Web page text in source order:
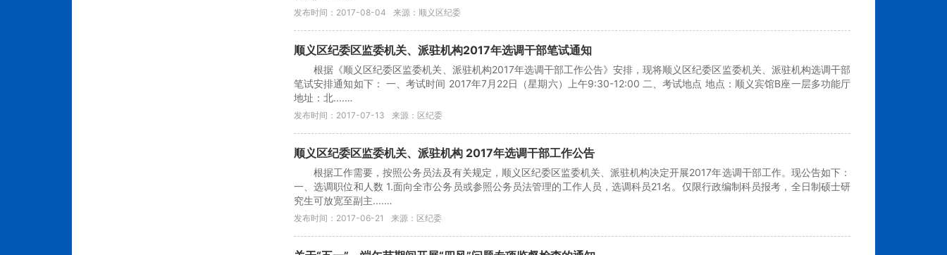
发布时间：2017-08-04 来源：顺义区纪委
顺义区纪委区监委机关、派驻机构2017年选调干部笔试通知
根据《顺义区纪委区监委机关、派驻机构2017年选调干部工作公告》安排，现将顺义区纪委区监委机关、派驻机构选调干部
笔试安排通知如下： 一、考试时间 2017年7月22日（星期六）上午9:30-12:00 二、考试地点 地点：顺义宾馆B座一层多功能厅
地址：北....…
发布时间：2017-07-13 来源：区纪委
顺义区纪委区监委机关、派驻机构 2017年选调干部工作公告
根据工作需要，按照公务员法及有关规定，顺义区纪委区监委机关、派驻机构决定开展2017年选调干部工作。现公告如下：
一、选调职位和人数 1.面向全市公务员或参照公务员法管理的工作人员，选调科员21名。仅限行政编制科员报考，全日制硕士研
究生可放宽至副主....…
发布时间：2017-06-21 来源：区纪委